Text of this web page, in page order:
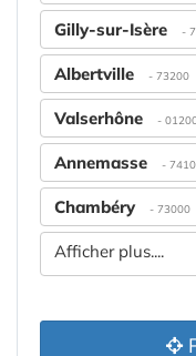
Gilly-sur-Isère -
Albertville - 73200
Valserhône -
Annemasse -
Chambéry - 73000
Afficher plus....